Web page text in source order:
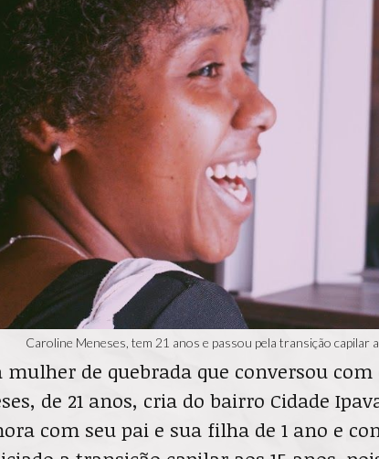
Caroline Meneses, tem 21 anos e passou pela transição capilar
mulher de quebrada que conversou
de 21 anos, cria do bairro Cidade
com seu pai e sua filha de 1 ano e